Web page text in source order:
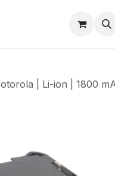
| Li-ion | 1800